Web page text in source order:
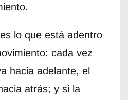
lo que está adentro
cada vez
hacia adelante, el
atrás; y si la